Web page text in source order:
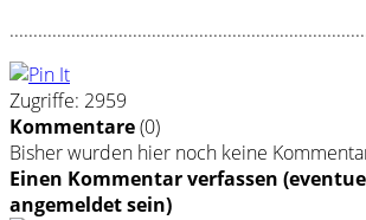
Zugriffe: 2959
Kommentare(0)
Bisher wurden hier noch keine
Einen Kommentar verfassen
angemeldet sein)